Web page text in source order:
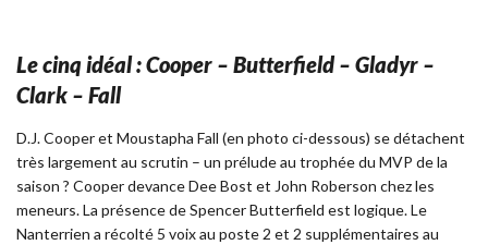
Le cinq idéal : Cooper – Butterfield – Gladyr –
Clark – Fall
D.J. Cooper et Moustapha Fall (en photo ci-dessous) se détachent
très largement au scrutin – un prélude au trophée du MVP de la
saison ? Cooper devance Dee Bost et John Roberson chez les
meneurs. La présence de Spencer Butterfield est logique. Le
Nanterrien a récolté 5 voix au poste 2 et 2 supplémentaires au